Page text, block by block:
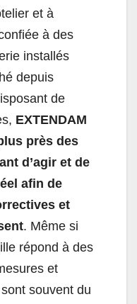
et à
à des
installés
depuis
de
EXTENDAM
près des
d’agir et de
afin de
et
. Même si
répond à des
et
souvent du